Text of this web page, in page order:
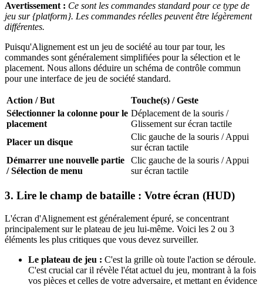
Avertissement : Ce sont les commandes standard pour ce type de
jeu sur {platform}. Les commandes réelles peuvent être légèrement
différentes.
Puisqu'Alignement est un jeu de société au tour par tour, les
commandes sont généralement simplifiées pour la sélection et le
placement. Nous allons déduire un schéma de contrôle commun
pour une interface de jeu de société standard.
Action / But
Touche(s) / Geste
Sélectionner la colonne pour le
placement
Déplacement de la souris /
Glissement sur écran tactile
Placer un disque
Clic gauche de la souris / Appui
sur écran tactile
Démarrer une nouvelle partie
/ Sélection de menu
Clic gauche de la souris / Appui
sur écran tactile
3. Lire le champ de bataille : Votre écran (HUD)
L'écran d'Alignement est généralement épuré, se concentrant
principalement sur le plateau de jeu lui-même. Voici les 2 ou 3
éléments les plus critiques que vous devez surveiller.
Le plateau de jeu : C'est la grille où toute l'action se déroule.
C'est crucial car il révèle l'état actuel du jeu, montrant à la fois
vos pièces et celles de votre adversaire, et mettant en évidence